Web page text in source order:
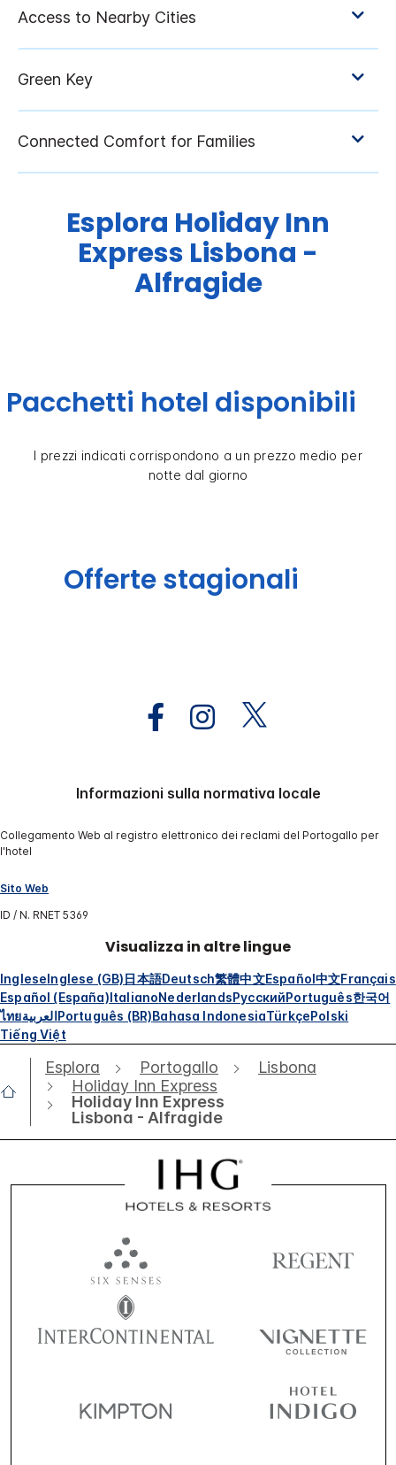
Esplora Holiday Inn
Express Lisbona -
Alfragide
Pacchetti hotel disponibili
I prezzi indicati corrispondono a un prezzo medio per
notte dal giorno
Offerte stagionali
Informazioni sulla normativa locale
Collegamento Web al registro elettronico dei reclami del Portogallo per
l'hotel
Sito Web
ID / N. RNET 5369
Visualizza in altre lingue
IngleseInglese (GB)日本語Deutsch繁體中文Español中文Français
Español (España)ItalianoNederlandsРусскийPortuguês한국어
ไทยالعربيةPortuguês (BR)Bahasa IndonesiaTürkçePolski
Tiếng Việt
Esplora Portogallo
Lisbona
Holiday Inn Express
Holiday Inn Express
Lisbona - Alfragide